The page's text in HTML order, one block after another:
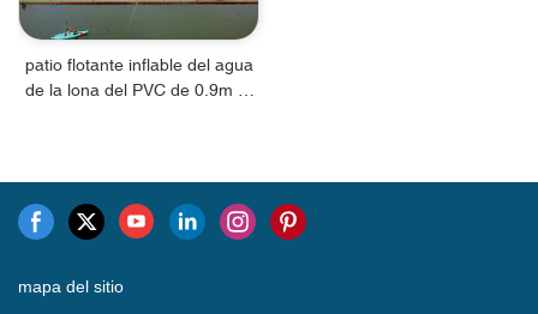
patio flotante inflable del agua
de la lona del PVC de 0.9m m
mapa del sitio